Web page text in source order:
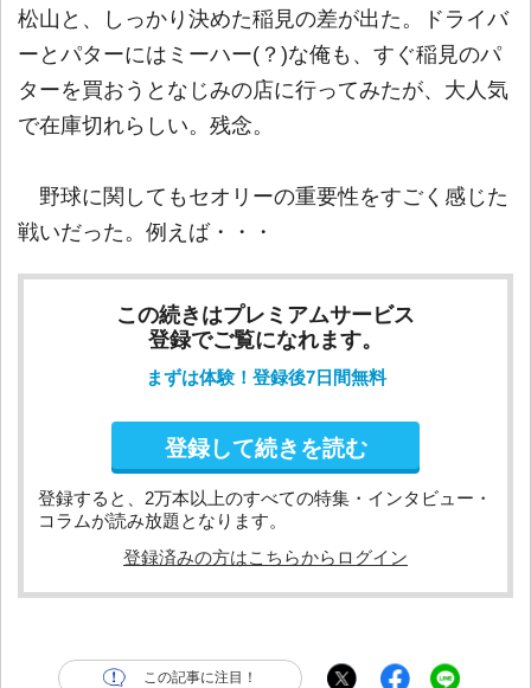
松山と、しっかり決めた稲見の差が出た。ドライバ
ーとパターにはミーハー(？)な俺も、すぐ稲見のパ
ターを買おうとなじみの店に行ってみたが、大人気
で在庫切れらしい。残念。
野球に関してもセオリーの重要性をすごく感じた
戦いだった。例えば・・・
この続きはプレミアムサービス
登録でご覧になれます。
まずは体験！登録後7日間無料
登録して続きを読む
登録すると、2万本以上のすべての特集・インタビュー・
コラムが読み放題となります。
登録済みの方はこちらからログイン
この記事に注目！